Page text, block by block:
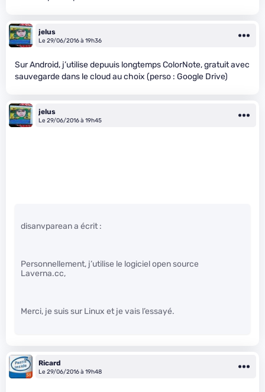
jelus
Le 29/06/2016 à 19h36
Sur Android, j’utilise depuuis longtemps ColorNote, gratuit avec
sauvegarde dans le cloud au choix (perso : Google Drive)
jelus
Le 29/06/2016 à 19h45
disanvparean a écrit :
Personnellement, j’utilise le logiciel open source
Laverna.cc,
Merci, je suis sur Linux et je vais l’essayé.
Ricard
Le 29/06/2016 à 19h48